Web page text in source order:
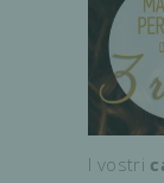
I vostri